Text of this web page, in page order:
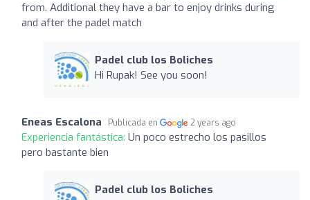
from. Additional they have a bar to enjoy drinks during
and after the padel match
Padel club los Boliches
Hi Rupak! See you soon!
Eneas Escalona Publicada en 2 years ago
Experiencia fantástica: Un poco estrecho los pasillos
pero bastante bien
Padel club los Boliches